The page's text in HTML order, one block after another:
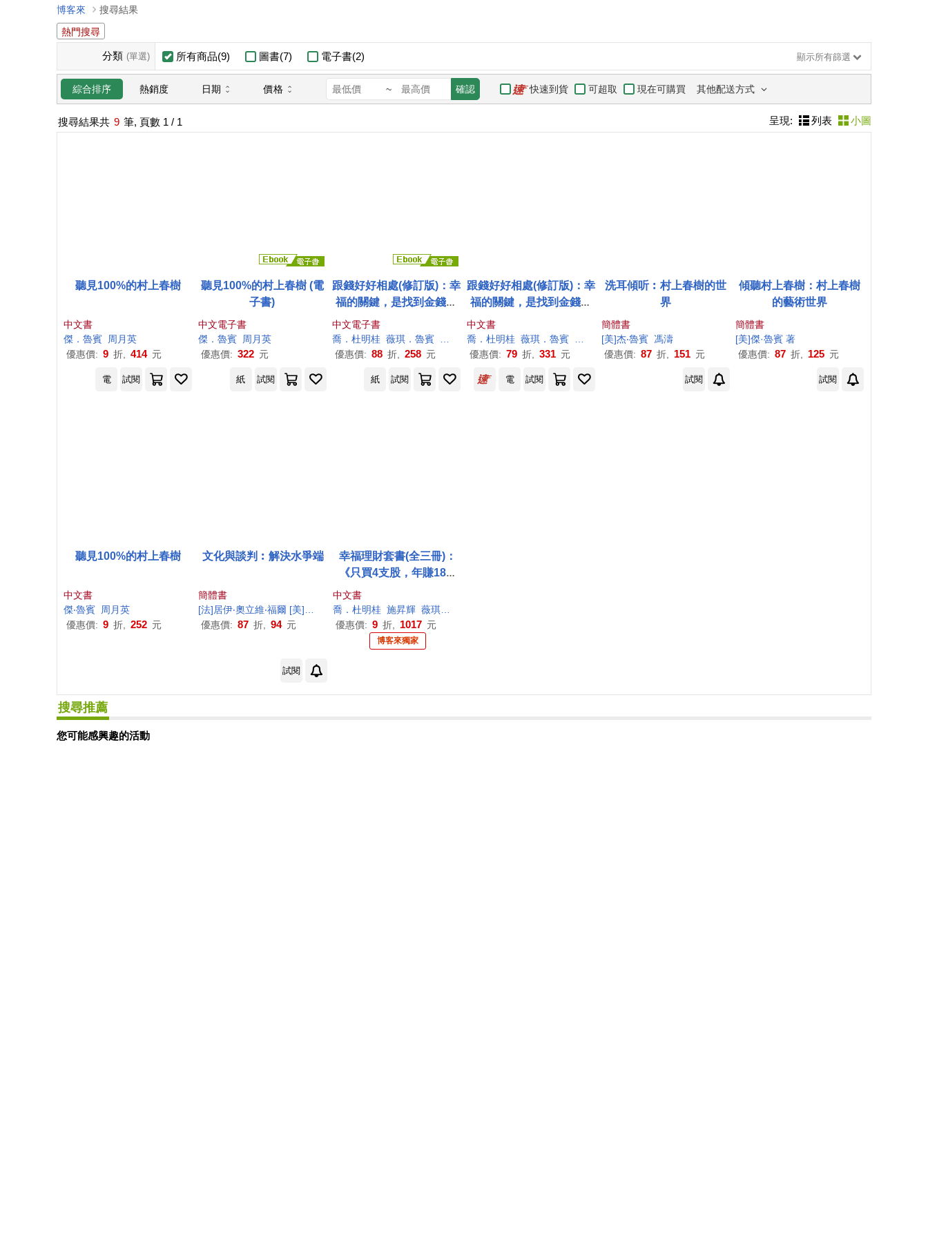
博客來
搜尋結果
熱門搜尋
分類 (單選) 所有商品(9) 圖書(7) 電子書(2) 顯示所有篩選
綜合排序 熱銷度 日期 價格 ~ 確認 快速到貨 可超取 現在可購買 其他配送方式
搜尋結果共 9 筆, 頁數 1 / 1 呈現: 列表 小圖
聽見100%的村上春樹
中文書
傑 ． 魯賓
周月英
優惠價: 9 折, 414 元
聽見100%的村上春樹 (電
子書)
中文電子書
傑． 魯賓
周月英
優惠價: 322 元
跟錢好好相處(修訂版)：幸
福的關鍵，是找到金錢與
人生的平衡點 (電子書)
中文電子書
喬．杜明桂 薇琪．魯賓
杰
優惠價: 88 折, 258 元
跟錢好好相處(修訂版)：幸
福的關鍵，是找到金錢與
中文書
喬．杜明桂 薇琪．魯賓
杰
優惠價: 79 折, 331 元
洗耳傾听︰村上春樹的世
界
簡體書
[美]杰‧魯賓 馮濤
優惠價: 87 折, 151 元
傾聽村上春樹：村上春樹
的藝術世界
簡體書
[美]傑·魯賓 著
優惠價: 87 折, 125 元
電 試閱 紙 試閱 紙 試閱 電 試閱 試閱 試閱
聽見100%的村上春樹
中文書
傑‧魯賓
周月英
優惠價: 9 折, 252 元
文化與談判︰解決水爭端
簡體書
魯賓
聯合國教科文組織翻譯組
優惠價: 87 折, 94 元
幸福理財套書(全三冊)：
《只買4支股，年賺18%
(全新加強版)》+《賺錢，
也賺幸福》+《跟錢好好相
處》【博客來獨家限量熱
銷套組】
中文書
喬．杜明桂 施昇輝 薇琪．
優惠價: 9 折, 1017 元
博客來獨家
試閱
搜尋推薦
您可能感興趣的活動